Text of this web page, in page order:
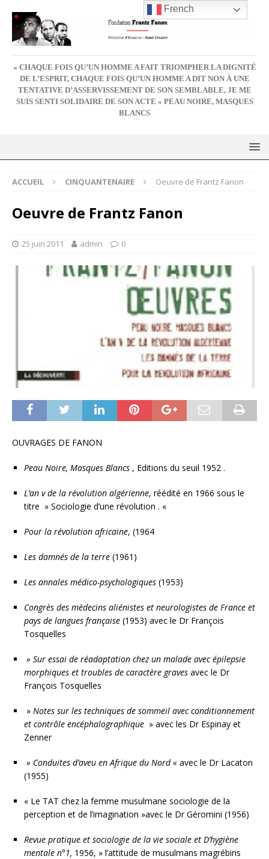
« CHAQUE FOIS QU’UN HOMME A FAIT TRIOMPHER LA DIGNITÉ
DE L’ESPRIT, CHAQUE FOIS QU’UN HOMME A DIT NON À UNE
TENTATIVE D’ASSERVISSEMENT DE SON SEMBLABLE, JE ME
SUIS SENTI SOLIDAIRE DE SON ACTE » PEAU NOIRE, MASQUES
BLANCS
ACCUEIL CINQUANTENAIRE Oeuvre de Frantz Fanon
Oeuvre de Frantz Fanon
25 juin 2011 admin 0
OUVRAGES DE FANON
Peau Noire, Masques Blancs , Editions du seuil 1952 .
L’an v de la révolution algérienne, réédité en 1966 sous le
titre » Sociologie d’une révolution . «
Pour la révolution africaine, (1964
Les damnés de la terre (1961)
Les annales médico-psychologiques (1953)
Congrès des mèdecins aliénistes et neurologistes de France et
pays de langues française (1953) avec le Dr François
Tosquelles
» Sur essai de réadaptation chez un malade avec épilepsie
morphiques et troubles de caractère graves avec le Dr
François Tosquelles
» Notes sur les techniques de sommeil avec conditionnement
et contrôle encéphalographique » avec les Dr Espinay et
Zenner
» Conduites d’aveu en Afrique du Nord « avec le Dr Lacaton
(1955)
« Le TAT chez la femme musulmane sociologie de la
perception et de l’imagination »avec le Dr Géromini (1956)
Revue pratique et sociologie de la vie sociale et D’hygiène
mentale n°1, 1956, » l’attitude de musulmans magrébins
French